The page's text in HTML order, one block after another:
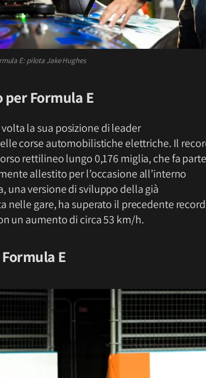
E: pilota Jake Hughes
Formula E
la sua posizione di leader
corse automobilistiche elettriche. Il
rettilineo lungo 0,176 miglia, che fa parte
allestito per l’occasione all’interno
una versione di sviluppo della già
nelle gare, ha superato il precedente record
un aumento di circa 53 km/h.
E